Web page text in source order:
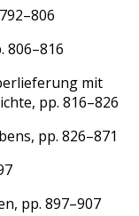
806–816
mit
pp. 816–826
pp. 826–871
pp. 897–907